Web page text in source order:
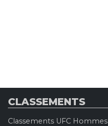
CLASSEMENTS
Classements UFC Hommes